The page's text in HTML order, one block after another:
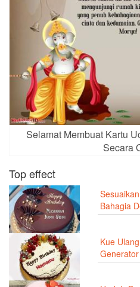
Selamat Membuat Kartu
Secara
Top effect
Bahagia
Kue